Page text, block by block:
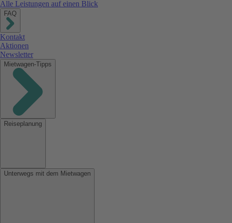
Alle Leistungen auf einen Blick
FAQ
Kontakt
Aktionen
Newsletter
Mietwagen-Tipps
Reiseplanung
Unterwegs mit dem Mietwagen